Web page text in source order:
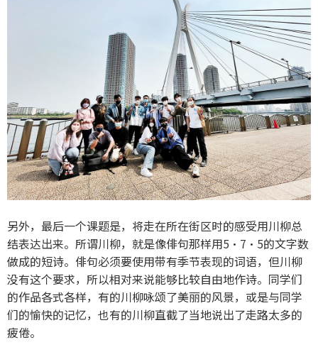
另外，最后一个课题是，将走在所在街区时的感受用川柳总
结表达出来。所谓川柳，就是像俳句那样用5·7·5的文字数
做成的短诗。俳句必须要使用带有季节表现的词语，但川柳
没有这个要求，所以相对来说能够比较自由地作诗。同学们
的作品各式各样，有的川柳咏颂了美丽的风景，或是与同学
们的愉快的记忆，也有的川柳直截了当地说出了走路太多的
疲倦。